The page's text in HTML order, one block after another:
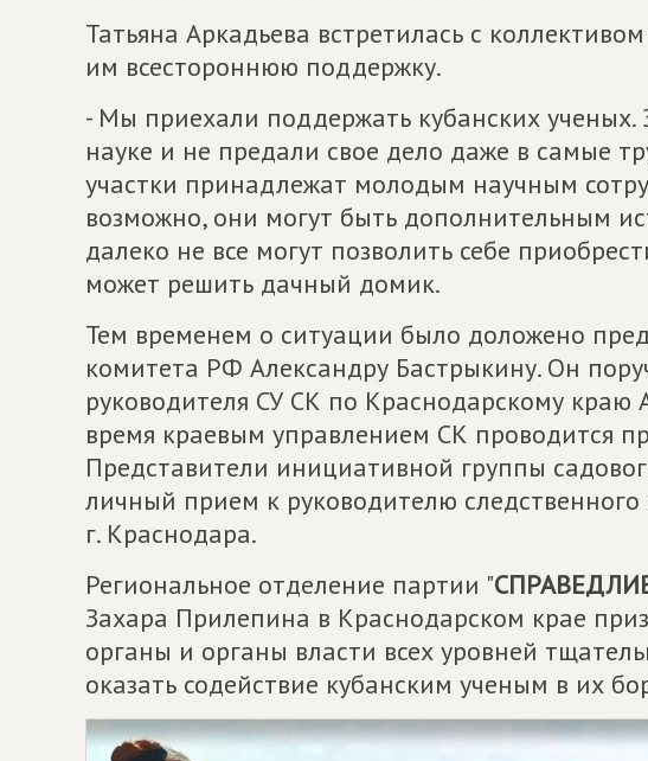
Татьяна Аркадьева встретилась с
им всестороннюю поддержку.
- Мы приехали поддержать кубанских
науке и не предали свое дело даже в самые
участки принадлежат молодым научным
возможно, они могут быть дополнительным
далеко не все могут позволить себе
может решить дачный домик.
Тем временем о ситуации было доложено
комитета РФ Александру Бастрыкину. Он
руководителя СУ СК по Краснодарскому краю
время краевым управлением СК проводится
Представители инициативной группы
личный прием к руководителю следственного
г. Краснодара.
Региональное отделение партии "
Захара Прилепина в Краснодарском крае
органы и органы власти всех уровней
оказать содействие кубанским ученым в их